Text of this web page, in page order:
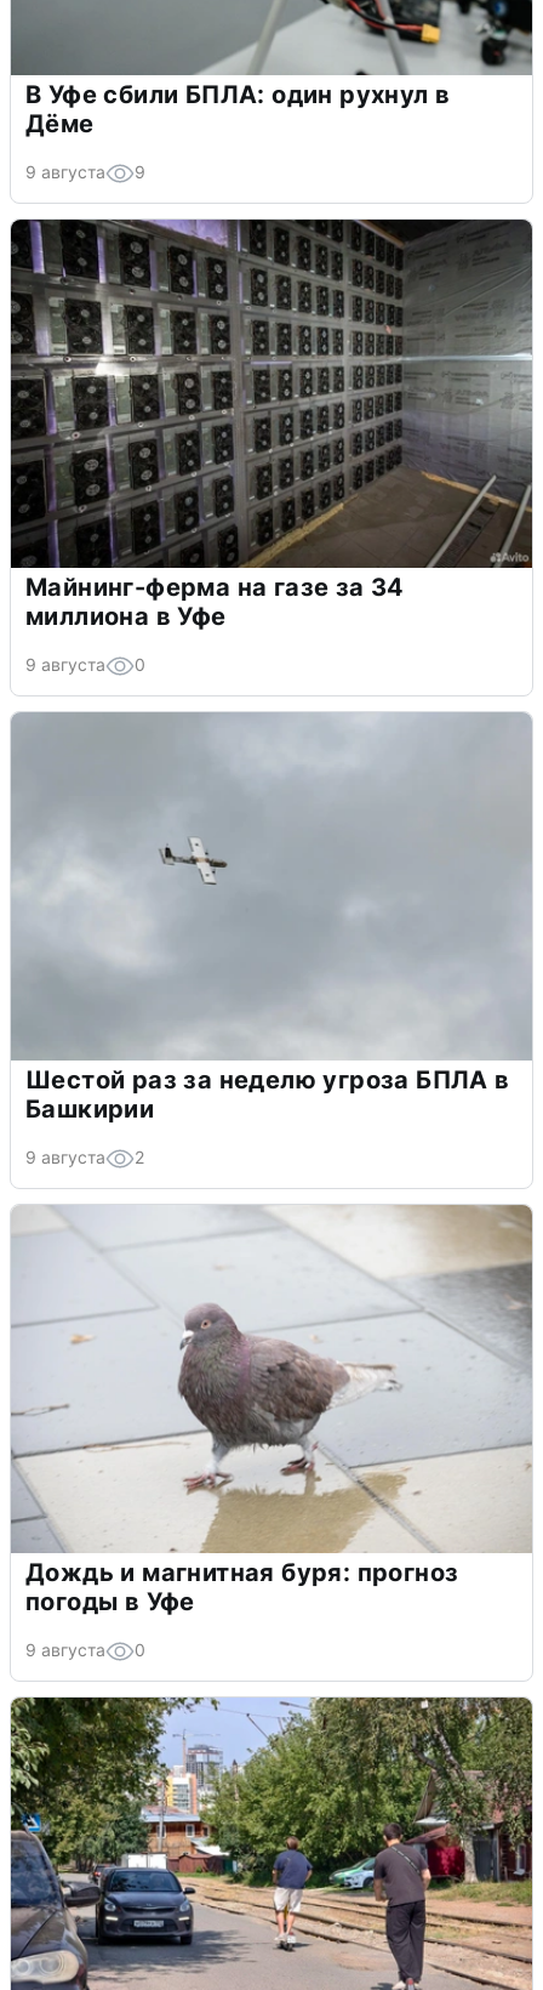
В Уфе сбили БПЛА: один рухнул в
Дёме
9 августа 9
Майнинг-ферма на газе за 34
миллиона в Уфе
9 августа 0
Шестой раз за неделю угроза БПЛА в
Башкирии
9 августа 2
Дождь и магнитная буря: прогноз
погоды в Уфе
9 августа 0